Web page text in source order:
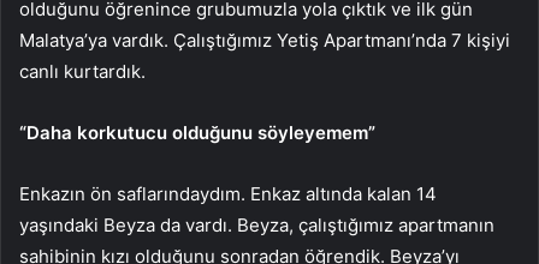
olduğunu öğrenince grubumuzla yola çıktık ve ilk gün
Malatya’ya vardık. Çalıştığımız Yetiş Apartmanı’nda 7 kişiyi
canlı kurtardık.
“Daha korkutucu olduğunu söyleyemem”
Enkazın ön saflarındaydım. Enkaz altında kalan 14
yaşındaki Beyza da vardı. Beyza, çalıştığımız apartmanın
sahibinin kızı olduğunu sonradan öğrendik. Beyza’yı